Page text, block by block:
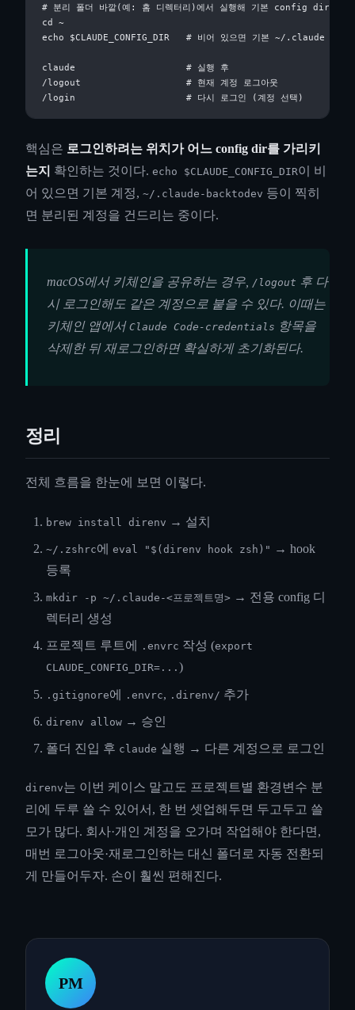
# 분리 폴더 바깥(예: 홈 디렉터리)에서 실행해 기본 config dir를 쓰
cd ~
echo $CLAUDE_CONFIG_DIR   # 비어 있으면 기본 ~/.claude 사용
claude                    # 실행 후
/logout                   # 현재 계정 로그아웃
핵심은 로그인하려는 위치가 어느 config dir를 가리키
는지 확인하는 것이다. echo $CLAUDE_CONFIG_DIR이 비
어 있으면 기본 계정, ~/.claude-backtodev 등이 찍히
면 분리된 계정을 건드리는 중이다.
macOS에서 키체인을 공유하는 경우, /logout 후 다
시 로그인해도 같은 계정으로 붙을 수 있다. 이때는
키체인 앱에서 Claude Code-credentials 항목을
삭제한 뒤 재로그인하면 확실하게 초기화된다.
정리
전체 흐름을 한눈에 보면 이렇다.
brew install direnv → 설치
~/.zshrc에 eval "$(direnv hook zsh)" → hook
등록
mkdir -p ~/.claude-<프로젝트명> → 전용 config 디
렉터리 생성
프로젝트 루트에 .envrc 작성 (export
CLAUDE_CONFIG_DIR=... )
.gitignore에 .envrc, .direnv/ 추가
direnv allow→ 승인
폴더 진입 후 claude 실행 → 다른 계정으로 로그인
direnv는 이번 케이스 말고도 프로젝트별 환경변수 분
리에 두루 쓸 수 있어서, 한 번 셋업해두면 두고두고 쓸
모가 많다. 회사·개인 계정을 오가며 작업해야 한다면,
매번 로그아웃·재로그인하는 대신 폴더로 자동 전환되
게 만들어두자. 손이 훨씬 편해진다.
PM